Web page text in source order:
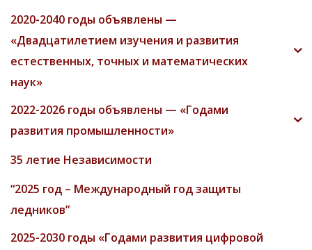
2020-2040 годы объявлены —
«Двадцатилетием изучения и развития
естественных, точных и математических
наук»
2022-2026 годы объявлены — «Годами
развития промышленности»
35 летие Независимости
“2025 год – Международный год защиты
ледников”
2025-2030 годы «Годами развития цифровой